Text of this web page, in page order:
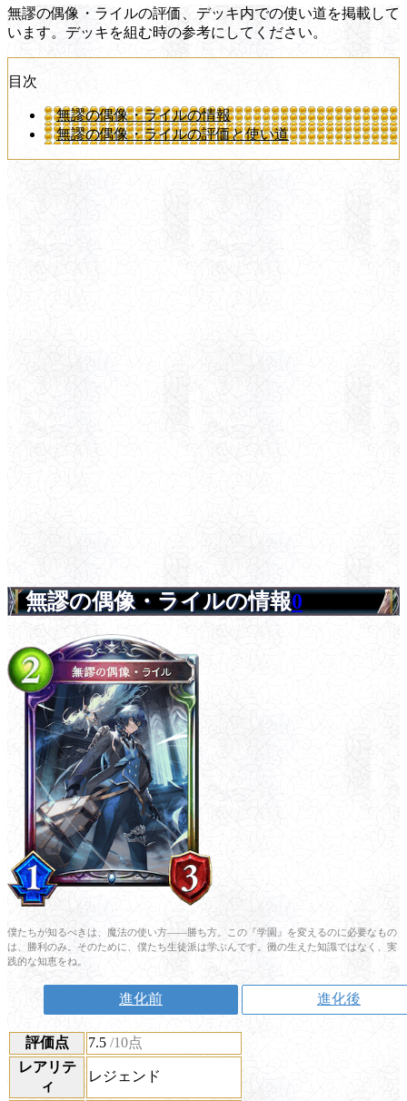
無謬の偶像・ライルの評価、デッキ内での使い道を掲載して
います。デッキを組む時の参考にしてください。
目次
無謬の偶像・ライルの情報
無謬の偶像・ライルの評価と使い道
無謬の偶像・ライルの情報0
僕たちが知るべきは、魔法の使い方――勝ち方。この『学園』を変えるのに必要なもの
は、勝利のみ。そのために、僕たち生徒派は学ぶんです。黴の生えた知識ではなく、実
践的な知恵をね。
進化前 進化後
評価点 7.5 /10点
レアリテ
ィ
レジェンド